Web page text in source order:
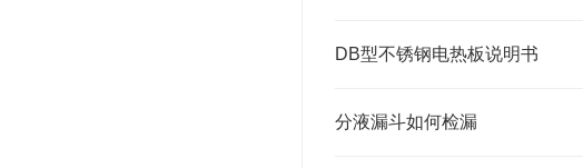
DB型不锈钢电热板说明书
分液漏斗如何检漏